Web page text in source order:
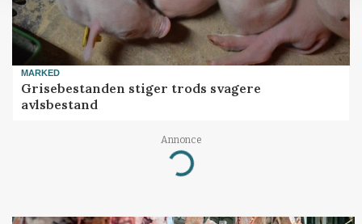
MARKED
Grisebestanden stiger trods svagere
avlsbestand
Annonce
Loading...